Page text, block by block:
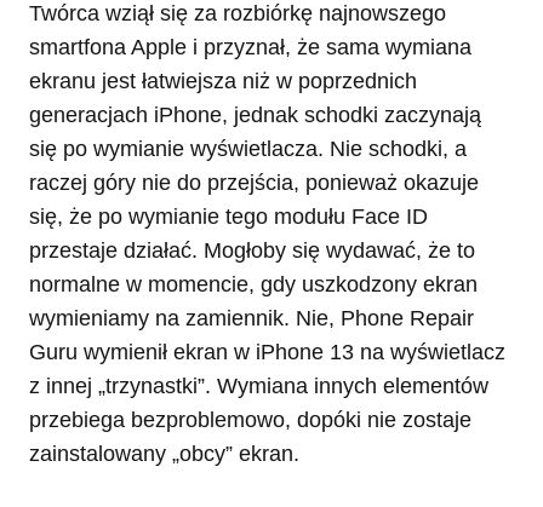
Twórca wziął się za rozbiórkę najnowszego
smartfona Apple i przyznał, że sama wymiana
ekranu jest łatwiejsza niż w poprzednich
generacjach iPhone, jednak schodki zaczynają
się po wymianie wyświetlacza. Nie schodki, a
raczej góry nie do przejścia, ponieważ okazuje
się, że po wymianie tego modułu Face ID
przestaje działać. Mogłoby się wydawać, że to
normalne w momencie, gdy uszkodzony ekran
wymieniamy na zamiennik. Nie, Phone Repair
Guru wymienił ekran w iPhone 13 na wyświetlacz
z innej „trzynastki”. Wymiana innych elementów
przebiega bezproblemowo, dopóki nie zostaje
zainstalowany „obcy” ekran.